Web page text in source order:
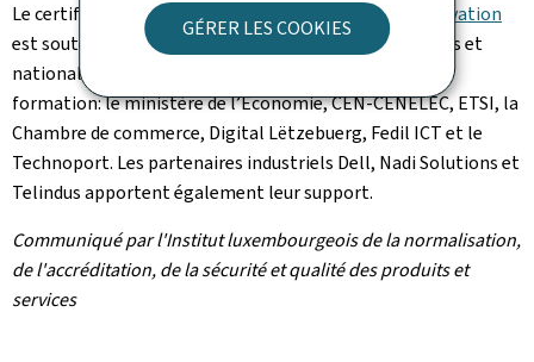
GÉRER LES COOKIES
Le certificat universitaire
Smart ICT for Business Innovation
est soutenu par différentes organisations européennes et
nationales qui participent au bon déroulement de la
formation: le ministère de l’Économie, CEN-CENELEC, ETSI, la
Chambre de commerce, Digital Lëtzebuerg, Fedil ICT et le
Technoport. Les partenaires industriels Dell, Nadi Solutions et
Telindus apportent également leur support.
Communiqué par l'Institut luxembourgeois de la normalisation,
de l'accréditation, de la sécurité et qualité des produits et
services